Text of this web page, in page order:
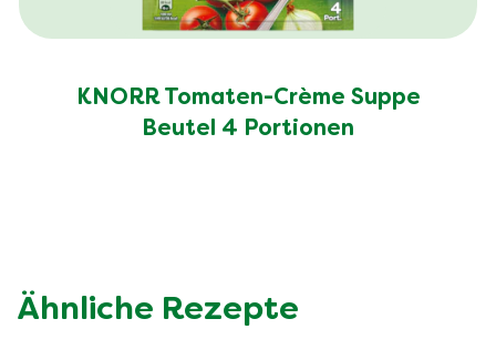
KNORR Tomaten-Crème Suppe
Beutel 4 Portionen
Ähnliche Rezepte